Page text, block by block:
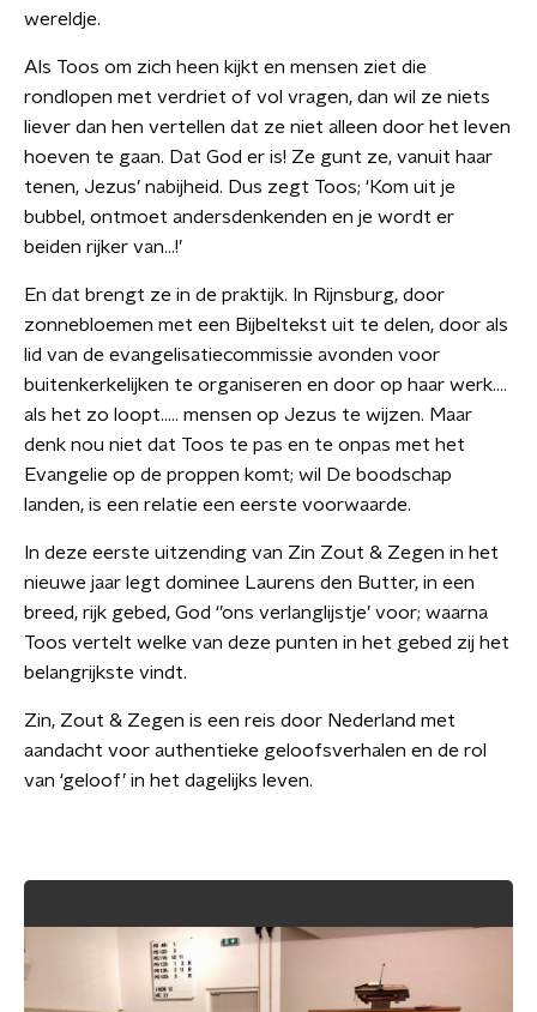
wereldje.
Als Toos om zich heen kijkt en mensen ziet die
rondlopen met verdriet of vol vragen, dan wil ze niets
liever dan hen vertellen dat ze niet alleen door het leven
hoeven te gaan. Dat God er is! Ze gunt ze, vanuit haar
tenen, Jezus’ nabijheid. Dus zegt Toos; ‘Kom uit je
bubbel, ontmoet andersdenkenden en je wordt er
beiden rijker van…!’
En dat brengt ze in de praktijk. In Rijnsburg, door
zonnebloemen met een Bijbeltekst uit te delen, door als
lid van de evangelisatiecommissie avonden voor
buitenkerkelijken te organiseren en door op haar werk….
als het zo loopt….. mensen op Jezus te wijzen. Maar
denk nou niet dat Toos te pas en te onpas met het
Evangelie op de proppen komt; wil De boodschap
landen, is een relatie een eerste voorwaarde.
In deze eerste uitzending van Zin Zout & Zegen in het
nieuwe jaar legt dominee Laurens den Butter, in een
breed, rijk gebed, God ‘’ons verlanglijstje’ voor; waarna
Toos vertelt welke van deze punten in het gebed zij het
belangrijkste vindt.
Zin, Zout & Zegen is een reis door Nederland met
aandacht voor authentieke geloofsverhalen en de rol
van ‘geloof’ in het dagelijks leven.